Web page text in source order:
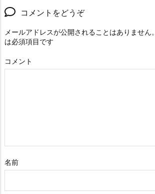
コメントをどうぞ
メールアドレスが公開されることはありません。
は必須項目です
コメント
名前